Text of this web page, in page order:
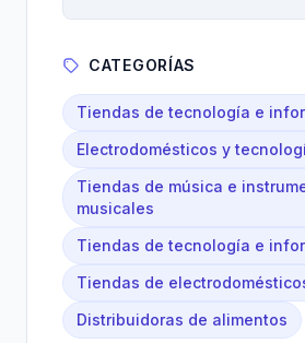
CATEGORÍAS
Tiendas de tecnología e
Electrodomésticos y
Tiendas de música e
musicales
Tiendas de tecnología e
Tiendas de
Distribuidoras de alimentos